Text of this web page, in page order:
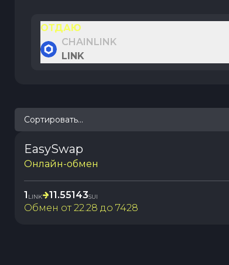
ОТДАЮ
CHAINLINK
LINK
Сортировать...
EasySwap
Онлайн-обмен
1 LINK 11.55143SUI
Обмен от22.28 до 7428